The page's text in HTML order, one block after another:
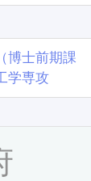
士前期課
学専攻